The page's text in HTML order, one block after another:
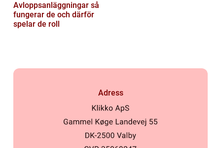
Avloppsanläggningar så
fungerar de och därför
spelar de roll
Adress